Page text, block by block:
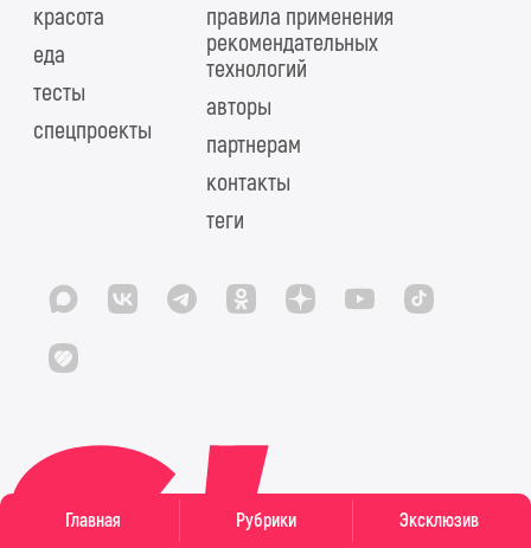
Главная Рубрики Эксклюзив
красота
еда
тесты
спецпроекты
правила применения
рекомендательных
технологий
авторы
партнерам
контакты
теги